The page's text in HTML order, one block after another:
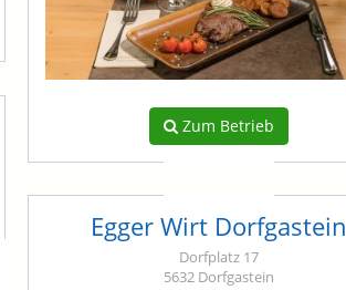
Zum Betrieb
Egger Wirt Dorfgastein
Dorfplatz 17
5632 Dorfgastein